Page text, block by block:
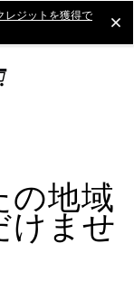
レジットを獲得で
の地域
けませ